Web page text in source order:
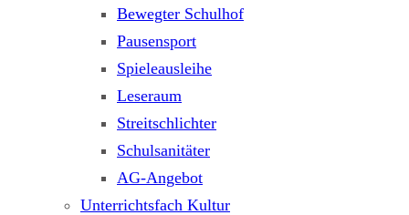
Bewegter Schulhof
Pausensport
Spieleausleihe
Leseraum
Streitschlichter
Schulsanitäter
AG-Angebot
Unterrichtsfach Kultur